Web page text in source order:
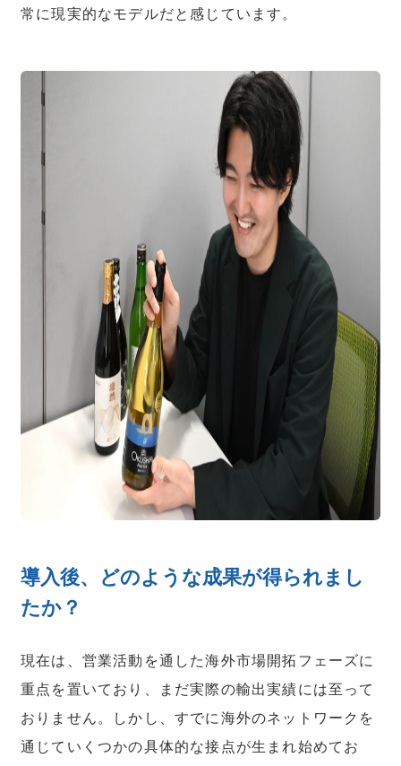
常に現実的なモデルだと感じています。
導入後、どのような成果が得られまし
たか？
現在は、営業活動を通した海外市場開拓フェーズに
重点を置いており、まだ実際の輸出実績には至って
おりません。しかし、すでに海外のネットワークを
通じていくつかの具体的な接点が生まれ始めてお